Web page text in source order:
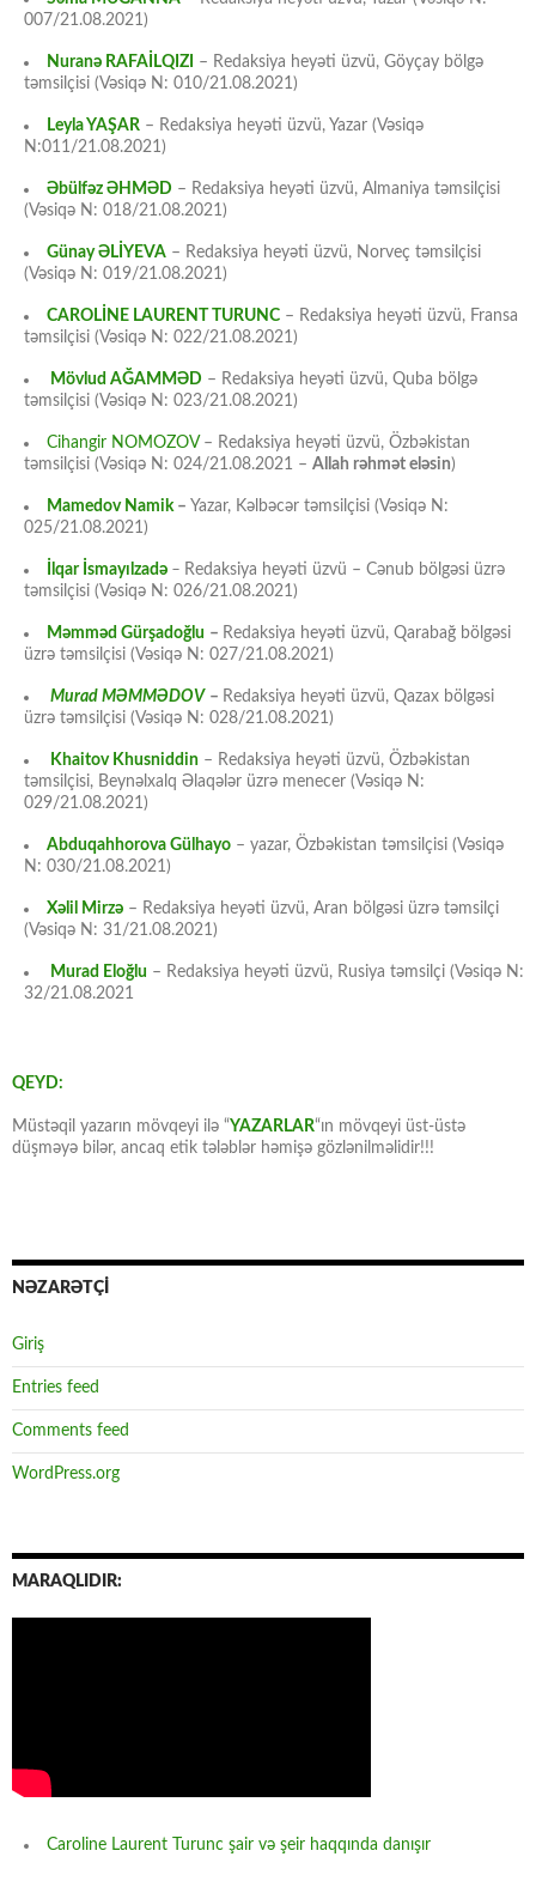
007/21.08.2021)
Nuranə RAFAİLQIZI
– Redaksiya heyəti üzvü, Göyçay bölgə
təmsilçisi (Vəsiqə N: 010/21.08.2021)
Leyla YAŞAR – Redaksiya heyəti üzvü, Yazar (Vəsiqə
N:011/21.08.2021)
Əbülfəz ƏHMƏD – Redaksiya heyəti üzvü, Almaniya təmsilçisi
(Vəsiqə N: 018/21.08.2021)
Günay ƏLİYEVA – Redaksiya heyəti üzvü, Norveç təmsilçisi
(Vəsiqə N: 019/21.08.2021)
CAROLİNE LAURENT TURUNC – Redaksiya heyəti üzvü, Fransa
təmsilçisi (Vəsiqə N: 022/21.08.2021)
Mövlud AĞAMMƏD – Redaksiya heyəti üzvü, Quba bölgə
təmsilçisi (Vəsiqə N: 023/21.08.2021)
Cihangir NOMOZOV– Redaksiya heyəti üzvü, Özbəkistan
təmsilçisi (Vəsiqə N: 024/21.08.2021 – Allah rəhmət eləsin)
Mamedov Namik– Yazar, Kəlbəcər təmsilçisi (Vəsiqə N:
025/21.08.2021)
İlqar İsmayılzadə – Redaksiya heyəti üzvü – Cənub bölgəsi üzrə
təmsilçisi (Vəsiqə N: 026/21.08.2021)
Məmməd Gürşadoğlu – Redaksiya heyəti üzvü, Qarabağ bölgəsi
üzrə təmsilçisi (Vəsiqə N: 027/21.08.2021)
Murad MƏMMƏDOV – Redaksiya heyəti üzvü, Qazax bölgəsi
üzrə təmsilçisi (Vəsiqə N: 028/21.08.2021)
Khaitov Khusniddin – Redaksiya heyəti üzvü, Özbəkistan
təmsilçisi, Beynəlxalq Əlaqələr üzrə menecer (Vəsiqə N:
029/21.08.2021)
Abduqahhorova Gülhayo – yazar, Özbəkistan təmsilçisi (Vəsiqə
N: 030/21.08.2021)
Xəlil Mirzə – Redaksiya heyəti üzvü, Aran bölgəsi üzrə təmsilçi
(Vəsiqə N: 31/21.08.2021)
Murad Eloğlu – Redaksiya heyəti üzvü, Rusiya təmsilçi (Vəsiqə N:
32/21.08.2021
QEYD:
Müstəqil yazarın mövqeyi ilə “YAZARLAR“ın mövqeyi üst-üstə
düşməyə bilər, ancaq etik tələblər həmişə gözlənilməlidir!!!
NƏZARƏTÇİ
Giriş
Entries feed
Comments feed
WordPress.org
MARAQLIDIR:
Caroline Laurent Turunc şair və şeir haqqında danışır